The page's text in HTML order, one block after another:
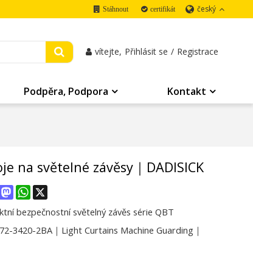
Stáhnout certifikát český
vítejte, Přihlásit se / Registrace
Podpěra, Podpora Kontakt
na světelné závěsy｜DADISICK
MastodonWhatsApp
bezpečnostní světelný závěs série QBT
3420-2BA｜Light Curtains Machine Guarding｜